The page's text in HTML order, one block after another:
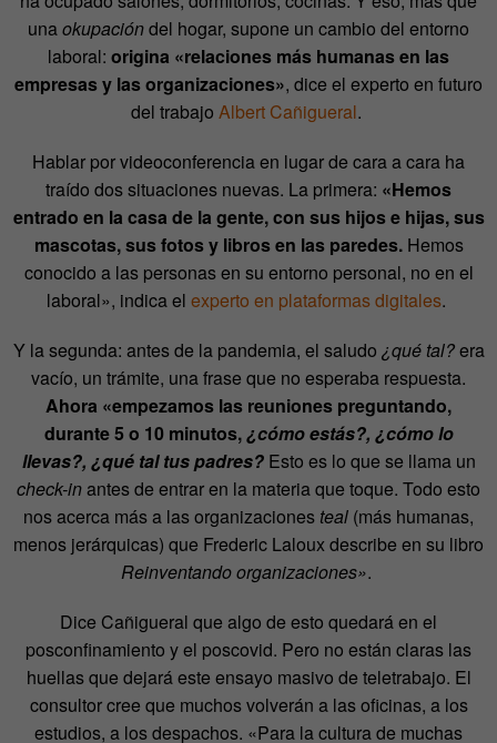
una okupacióndel hogar, supone un cambio del entorno
laboral: origina «relaciones más humanas en las
empresas y las organizaciones», dice el experto en futuro
del trabajo Albert Cañigueral.
Hablar por videoconferencia en lugar de cara a cara ha
traído dos situaciones nuevas. La primera: «Hemos
entrado en la casa de la gente, con sus hijos e hijas, sus
mascotas, sus fotos y libros en las paredes.Hemos
conocido a las personas en su entorno personal, no en el
laboral», indica el experto en plataformas digitales.
Y la segunda: antes de la pandemia, el saludo ¿qué tal?era
vacío, un trámite, una frase que no esperaba respuesta.
Ahora «empezamos las reuniones preguntando,
durante 5 o 10 minutos,¿cómo estás?, ¿cómo lo
llevas?, ¿qué tal tus padres?Esto es lo que se llama un
check-inantes de entrar en la materia que toque. Todo esto
nos acerca más a las organizaciones teal (más humanas,
menos jerárquicas) que Frederic Laloux describe en su libro
Reinventando organizaciones».
Dice Cañigueral que algo de esto quedará en el
posconfinamiento y el poscovid. Pero no están claras las
huellas que dejará este ensayo masivo de teletrabajo. El
consultor cree que muchos volverán a las oficinas, a los
estudios, a los despachos. «Para la cultura de muchas